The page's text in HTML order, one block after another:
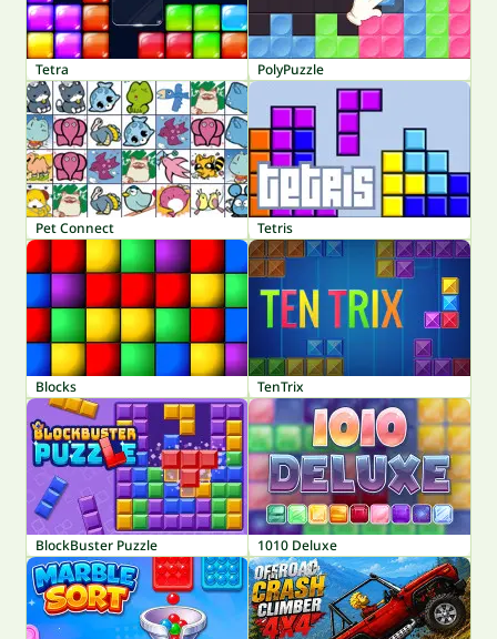
Tetra PolyPuzzle
Pet Connect Tetris
Blocks TenTrix
BlockBuster Puzzle 1010 Deluxe